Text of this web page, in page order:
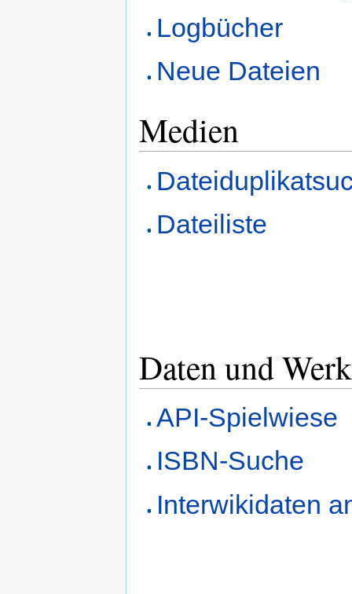
Logbücher
Neue Dateien
Medien
Dateiliste
Daten und
API-Spielwiese
ISBN-Suche
Interwikidaten